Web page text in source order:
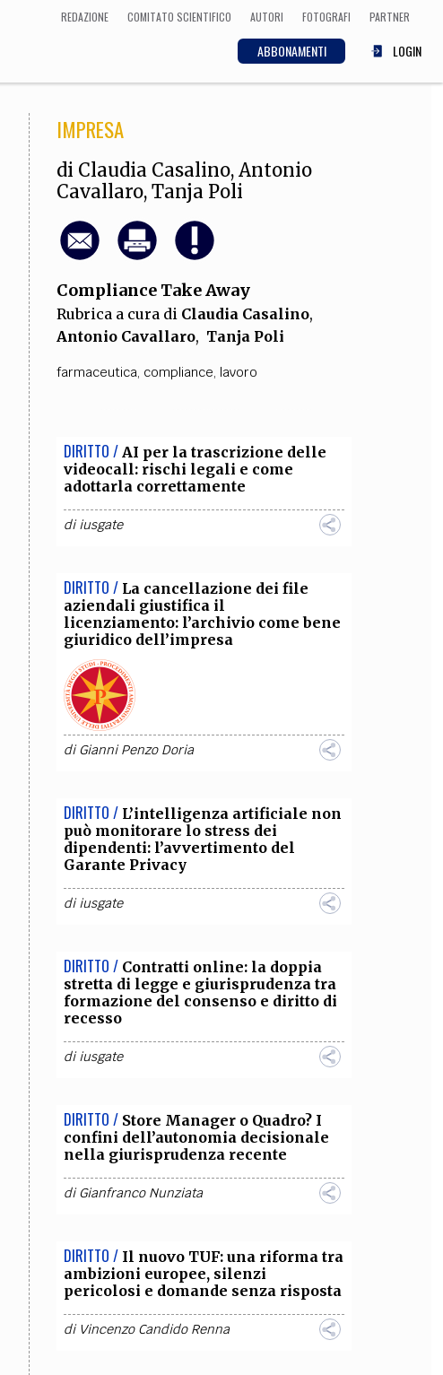
REDAZIONE COMITATO SCIENTIFICO AUTORI FOTOGRAFI PARTNER
ABBONAMENTI LOGIN
ECONOMIA
Matematica, Fisica,
Biologia, Cifrematica,
CULTURA
Arte, Cinema, Musica,
Letteratura
IMPRESA
di Claudia Casalino,Antonio
Cavallaro,Tanja Poli
Compliance Take Away
Rubrica a cura di Claudia Casalino,
Antonio Cavallaro, Tanja Poli
farmaceutica, compliance, lavoro
DIRITTO / AI per la trascrizione delle
videocall: rischi legali e come
adottarla correttamente
diiusgate
DIRITTO / La cancellazione dei file
aziendali giustifica il
licenziamento: l’archivio come bene
giuridico dell’impresa
diGianni Penzo Doria
DIRITTO / L’intelligenza artificiale non
può monitorare lo stress dei
dipendenti: l’avvertimento del
Garante Privacy
diiusgate
DIRITTO / Contratti online: la doppia
stretta di legge e giurisprudenza tra
formazione del consenso e diritto di
recesso
diiusgate
DIRITTO / Store Manager o Quadro? I
confini dell’autonomia decisionale
nella giurisprudenza recente
diGianfranco Nunziata
DIRITTO / Il nuovo TUF: una riforma tra
ambizioni europee, silenzi
pericolosi e domande senza risposta
di Vincenzo Candido Renna